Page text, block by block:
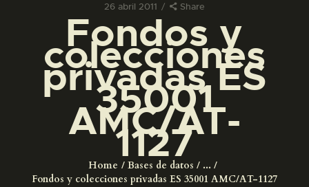
26 abril 2011 Share
Fondos y
colecciones
privadas ES
35001
AMC/AT-
1127
Home Bases de datos
...
Fondos y colecciones privadas ES 35001 AMC/AT-1127
PREPARAR LA VISITA
ACTIVIDADES
EL MUSEO